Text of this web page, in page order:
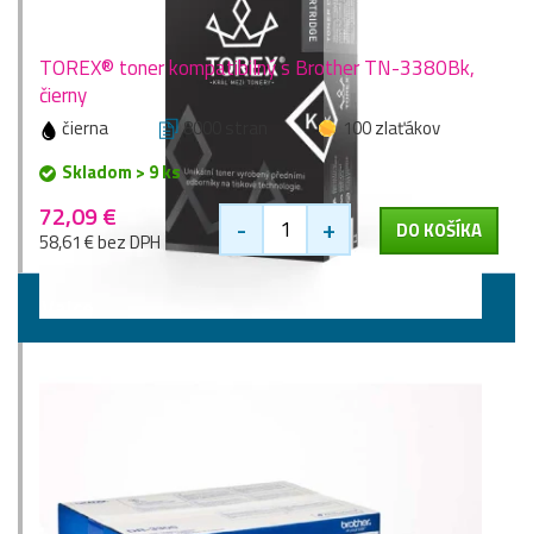
TOREX® toner kompatibilný s Brother TN-3380Bk,
čierny
čierna 8000 stran
100 zlaťákov
Skladom > 9 ks
72,09 €
58,61 € bez DPH - + DO KOŠÍKA